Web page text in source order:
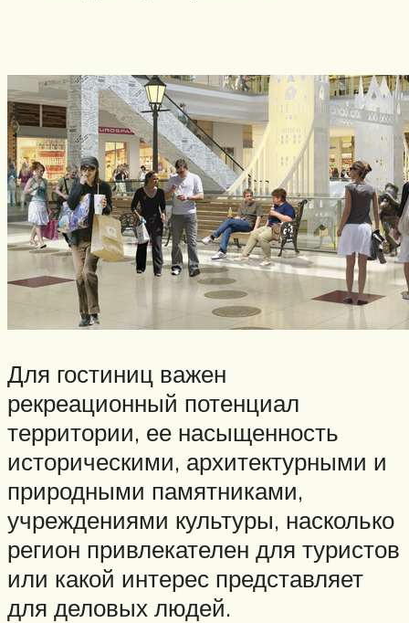
Для гостиниц важен
рекреационный потенциал
территории, ее насыщенность
историческими, архитектурными и
природными памятниками,
учреждениями культуры, насколько
регион привлекателен для туристов
или какой интерес представляет
для деловых людей.